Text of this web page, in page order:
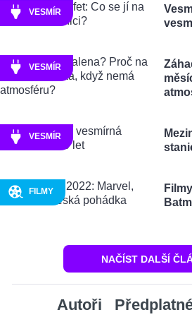
VESMÍR
VESMÍR
VESMÍR
FILMY
NAČÍST DALŠÍ
Autoři